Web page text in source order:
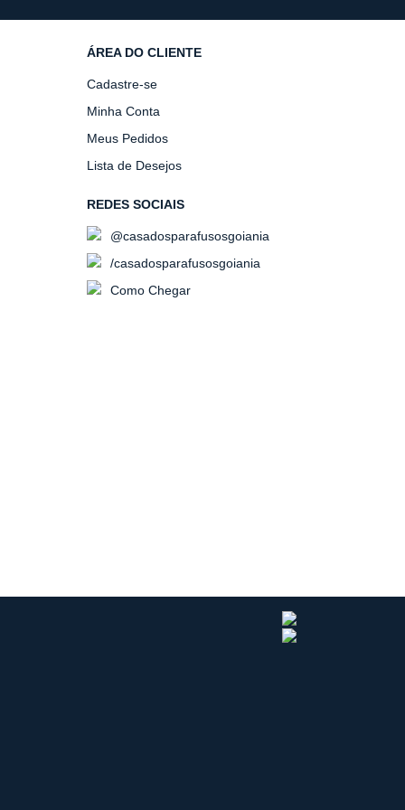
ÁREA DO CLIENTE
Cadastre-se
Minha Conta
Meus Pedidos
Lista de Desejos
REDES SOCIAIS
@casadosparafusosgoiania
/casadosparafusosgoiania
Como Chegar